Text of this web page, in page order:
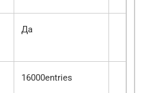
Да
16000entries